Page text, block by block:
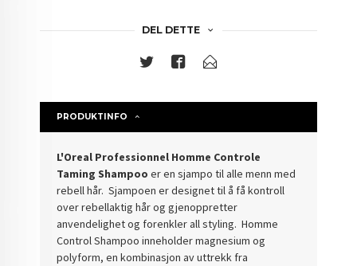
DEL DETTE
PRODUKTINFO
L'Oreal Professionnel Homme Controle
Taming Shampoo er en sjampo til alle menn med
rebell hår. Sjampoen er designet til å få kontroll
over rebellaktig hår og gjenoppretter
anvendelighet og forenkler all styling. Homme
Control Shampoo inneholder magnesium og
polyform, en kombinasjon av uttrekk fra